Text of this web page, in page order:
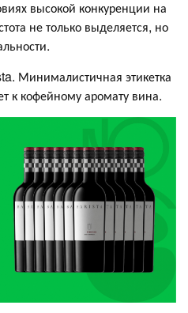
высокой конкуренции на
не только выделяется, но
Минималистичная этикетка
к кофейному аромату вина.